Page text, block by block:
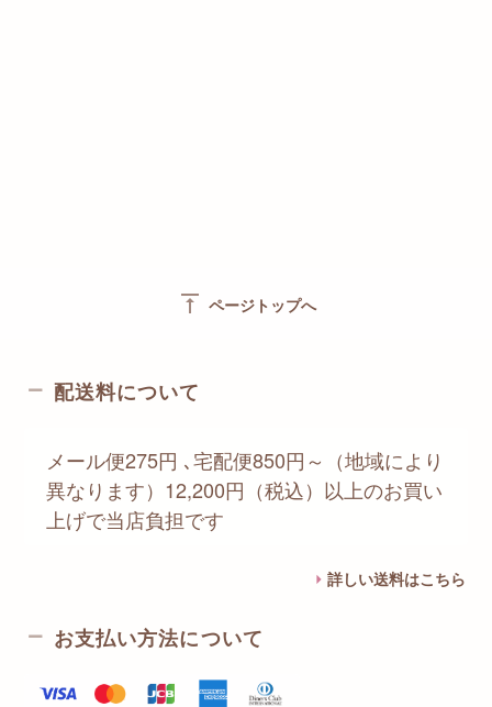
vertical_align_top ページトップへ
配送料について
メール便275円 ､宅配便850円～（地域により
異なります）12,200円（税込）以上のお買い
上げで当店負担です
詳しい送料はこちら
お支払い方法について